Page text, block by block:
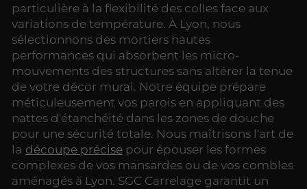
particulière à la flexibilité des colles face aux
variations de température. À Lyon, nous
sélectionnons des mortiers hautes
performances qui absorbent les micro-
mouvements des structures sans altérer la tenue
de votre décor mural. Notre équipe prépare
méticuleusement vos parois en appliquant des
nattes d'étanchéité dans les zones de douche
pour une sécurité totale. Nous maîtrisons l'art de
la découpe précise pour épouser les formes
complexes de vos mansardes ou de vos combles
aménagés à Lyon. SGC Carrelage garantit un